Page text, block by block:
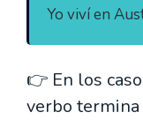
Yo viví en
👉 En los
verbo